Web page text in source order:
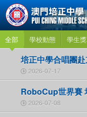
全部 學校動態 學生
培正中學合唱團
2026-07-17
RoboCup世界賽
2026-07-08